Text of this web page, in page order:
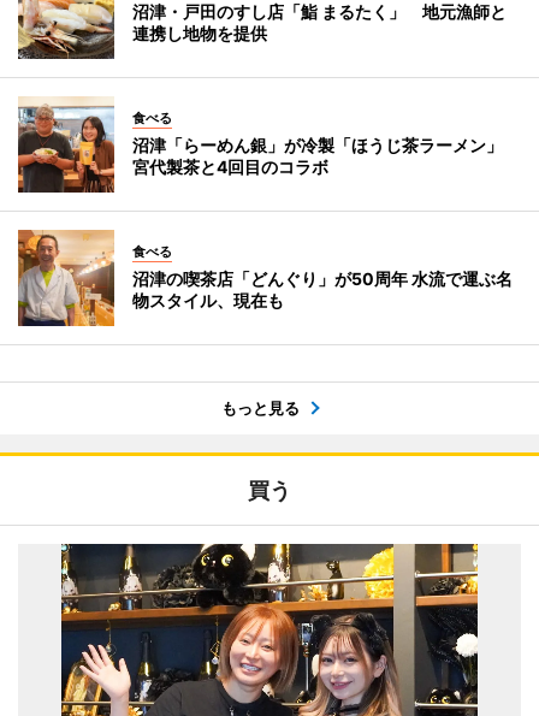
沼津・戸田のすし店「鮨 まるたく」 地元漁師と
連携し地物を提供
食べる
沼津「らーめん銀」が冷製「ほうじ茶ラーメン」
宮代製茶と4回目のコラボ
食べる
沼津の喫茶店「どんぐり」が50周年 水流で運ぶ名
物スタイル、現在も
もっと見る
買う